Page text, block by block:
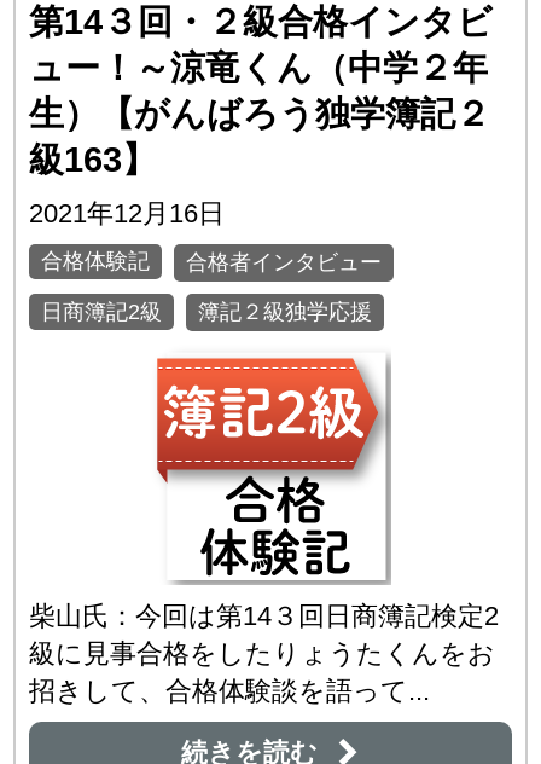
第14３回・２級合格インタビ
ュー！～涼竜くん（中学２年
生）【がんばろう独学簿記２
級163】
2021年12月16日
合格体験記 合格者インタビュー
日商簿記2級 簿記２級独学応援
柴山氏：今回は第14３回日商簿記検定2
級に見事合格をしたりょうたくんをお
招きして、合格体験談を語って...
続きを読む